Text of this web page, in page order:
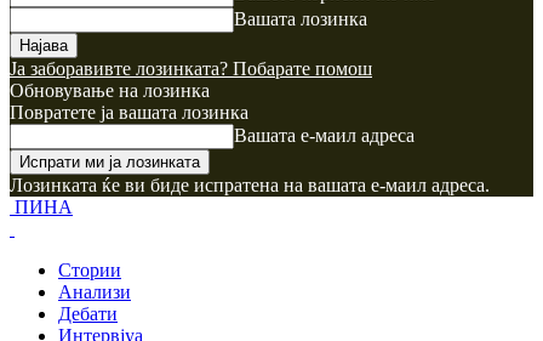
Вашата лозинка
Ја заборавивте лозинката? Побарате помош
Обновување на лозинка
Повратете ја вашата лозинка
Вашата е-маил адреса
Лозинката ќе ви биде испратена на вашата е-маил адреса.
ПИНА
Стории
Анализи
Дебати
Интервјуа